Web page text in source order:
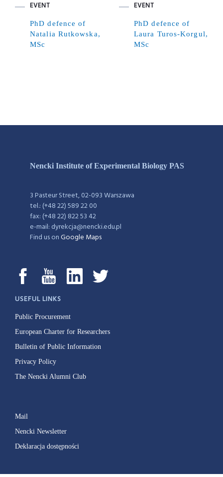
EVENT
PhD defence of
Natalia Rutkowska,
MSc
EVENT
PhD defence of
Laura Turos-Korgul,
MSc
Nencki Institute of Experimental Biology PAS
3 Pasteur Street, 02-093 Warszawa
tel.: (+48 22) 589 22 00
fax: (+48 22) 822 53 42
e-mail: dyrekcja@nencki.edu.pl
Find us onGoogle Maps
USEFUL LINKS
Public Procurement
European Charter for Researchers
Bulletin of Public Information
Privacy Policy
The Nencki Alumni Club
Mail
Nencki Newsletter
Deklaracja dostępności